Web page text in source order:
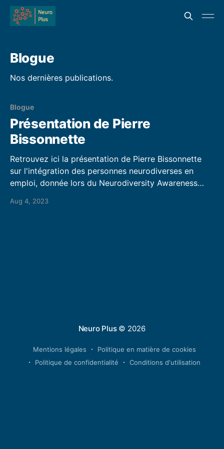
Blogue
Nos dernières publications.
Blogue
Présentation de Pierre
Bissonnette
Retrouvez ici la présentation de Pierre Bissonnette
sur l'intégration des personnes neurodiverses en
emploi, donnée lors du Neurodiversity Awareness
Septembre 2022 https://lnkd.in/eFNjwk8Q
Aug 4, 2023
Neuro Plus© 2026
Mentions légales
Politique en matière de cookies
Politique de confidentialité
Conditions d'utilisation